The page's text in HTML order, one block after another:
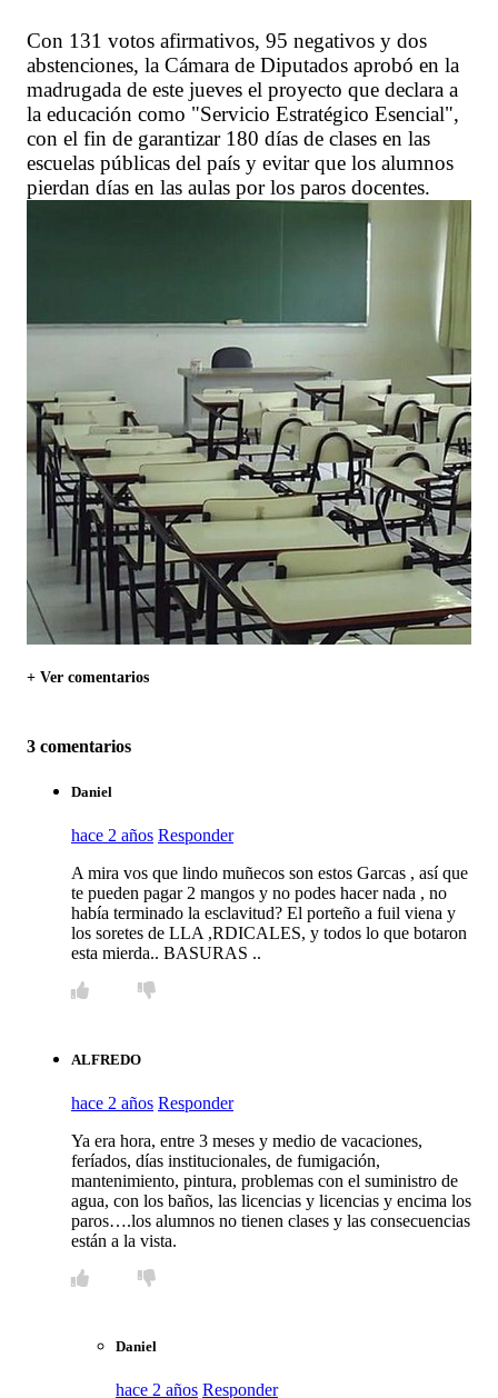
Con 131 votos afirmativos, 95 negativos y dos
abstenciones, la Cámara de Diputados aprobó en la
madrugada de este jueves el proyecto que declara a
la educación como "Servicio Estratégico Esencial",
con el fin de garantizar 180 días de clases en las
escuelas públicas del país y evitar que los alumnos
pierdan días en las aulas por los paros docentes.
+ Ver comentarios
3 comentarios
Daniel
hace 2 años Responder
A mira vos que lindo muñecos son estos Garcas , así que
te pueden pagar 2 mangos y no podes hacer nada , no
había terminado la esclavitud? El porteño a fuil viena y
los soretes de LLA ,RDICALES, y todos lo que botaron
esta mierda.. BASURAS ..
ALFREDO
hace 2 años Responder
Ya era hora, entre 3 meses y medio de vacaciones,
feríados, días institucionales, de fumigación,
mantenimiento, pintura, problemas con el suministro de
agua, con los baños, las licencias y licencias y encima los
paros….los alumnos no tienen clases y las consecuencias
están a la vista.
Daniel
hace 2 años Responder